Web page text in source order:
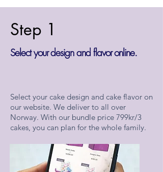
fungerer?
Step 1
Select your design and flavor online.
Select your cake design and cake flavor on
our website. We deliver to all over
Norway. With our bundle price 799kr/3
cakes, you can plan for the whole family.